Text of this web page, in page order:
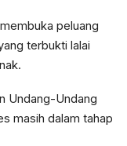
peluang
terbukti lalai
Undang-Undang
masih dalam tahap